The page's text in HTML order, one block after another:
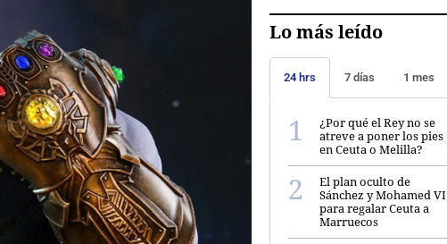
Lo más leído
24 hrs 7 días 1 mes
¿Por qué el Rey no se
atreve a poner los pies
en Ceuta o Melilla?
El plan oculto de
Sánchez y Mohamed VI
para regalar Ceuta a
Marruecos